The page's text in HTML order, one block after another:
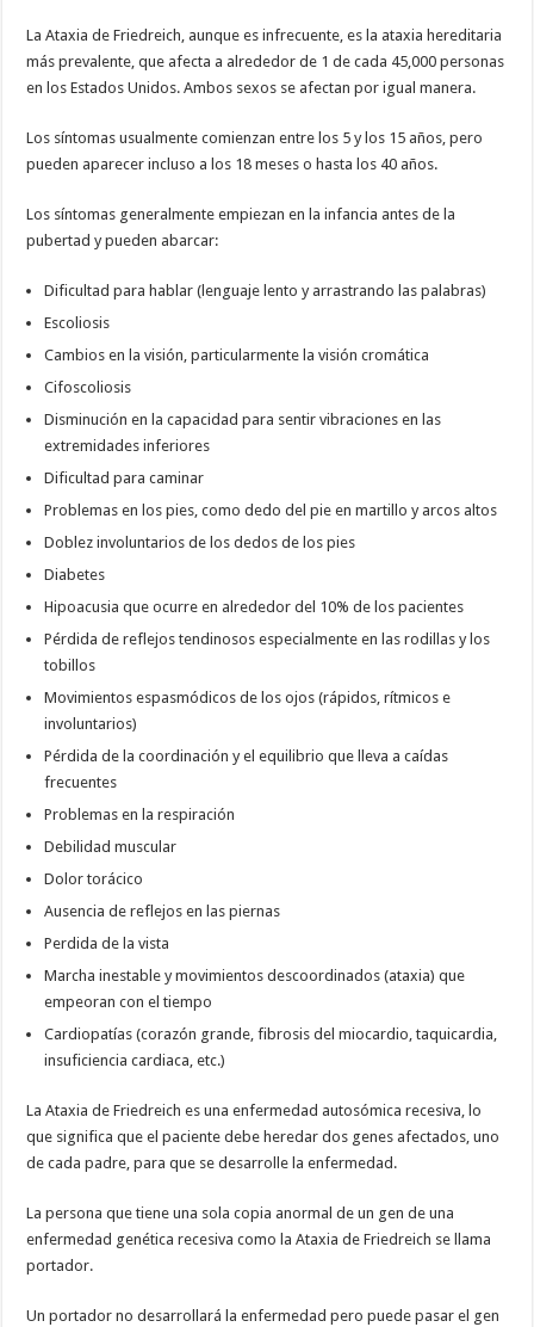
La Ataxia de Friedreich, aunque es infrecuente, es la ataxia hereditaria
más prevalente, que afecta a alrededor de 1 de cada 45,000 personas
en los Estados Unidos. Ambos sexos se afectan por igual manera.
Los síntomas usualmente comienzan entre los 5 y los 15 años, pero
pueden aparecer incluso a los 18 meses o hasta los 40 años.
Los síntomas generalmente empiezan en la infancia antes de la
pubertad y pueden abarcar:
Dificultad para hablar (lenguaje lento y arrastrando las palabras)
Escoliosis
Cambios en la visión, particularmente la visión cromática
Cifoscoliosis
Disminución en la capacidad para sentir vibraciones en las
extremidades inferiores
Dificultad para caminar
Problemas en los pies, como dedo del pie en martillo y arcos altos
Doblez involuntarios de los dedos de los pies
Diabetes
Hipoacusia que ocurre en alrededor del 10% de los pacientes
Pérdida de reflejos tendinosos especialmente en las rodillas y los
tobillos
Movimientos espasmódicos de los ojos (rápidos, rítmicos e
involuntarios)
Pérdida de la coordinación y el equilibrio que lleva a caídas
frecuentes
Problemas en la respiración
Debilidad muscular
Dolor torácico
Ausencia de reflejos en las piernas
Perdida de la vista
Marcha inestable y movimientos descoordinados (ataxia) que
empeoran con el tiempo
Cardiopatías (corazón grande, fibrosis del miocardio, taquicardia,
insuficiencia cardiaca, etc.)
La Ataxia de Friedreich es una enfermedad autosómica recesiva, lo
que significa que el paciente debe heredar dos genes afectados, uno
de cada padre, para que se desarrolle la enfermedad.
La persona que tiene una sola copia anormal de un gen de una
enfermedad genética recesiva como la Ataxia de Friedreich se llama
portador.
Un portador no desarrollará la enfermedad pero puede pasar el gen